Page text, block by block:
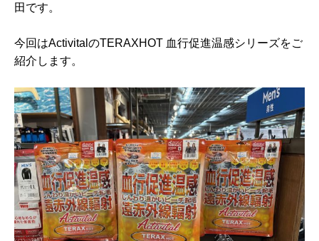
田です。
今回はActivitalのTERAXHOT 血行促進温感シリーズをご
紹介します。